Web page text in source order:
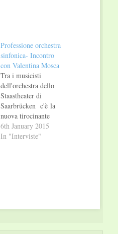
Professione orchestra
sinfonica- Incontro
con Valentina Mosca
Tra i musicisti
dell'orchestra dello
Staastheater di
Saarbrücken c'è la
nuova tirocinante
dell’orchestra,
Valentina Mosca.
6th January 2015
In "Interviste"